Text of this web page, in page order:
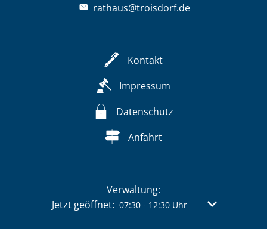
rathaus@troisdorf.de
Kontakt
Impressum
Datenschutz
Anfahrt
Verwaltung:
Klicken, um weitere Öffnungs- oder
Jetzt geöffnet: 07:30- 12:30Uhr Von 07:30